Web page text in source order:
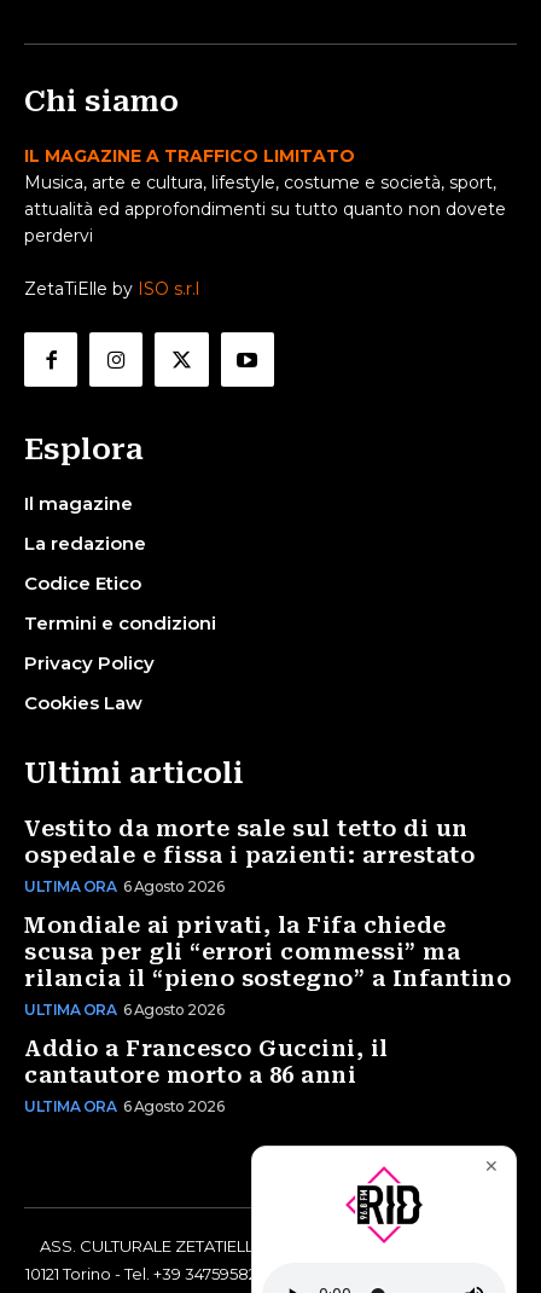
Chi siamo
IL MAGAZINE A TRAFFICO LIMITATO
Musica, arte e cultura, lifestyle, costume e società, sport,
attualità ed approfondimenti su tutto quanto non dovete
perdervi
ZetaTiElle by ISO s.r.l
Esplora
Il magazine
La redazione
Codice Etico
Termini e condizioni
Privacy Policy
Cookies Law
Ultimi articoli
Vestito da morte sale sul tetto di un
ospedale e fissa i pazienti: arrestato
ULTIMA ORA 6 Agosto 2026
Mondiale ai privati, la Fifa chiede
scusa per gli “errori commessi” ma
rilancia il “pieno sostegno” a Infantino
ULTIMA ORA 6 Agosto 2026
Addio a Francesco Guccini, il
cantautore morto a 86 anni
ULTIMA ORA 6 Agosto 2026
ASS. CULTURALE ZETATIELLE OFF via Vittorio Amedeo II, 21 -
10121 Torino - Tel. +39 3475958238 - Codice Fiscale 97883690014
✕